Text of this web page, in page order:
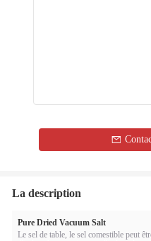
La description
Pure Dried Vacuum Salt
Le sel de table, le sel comestible peut